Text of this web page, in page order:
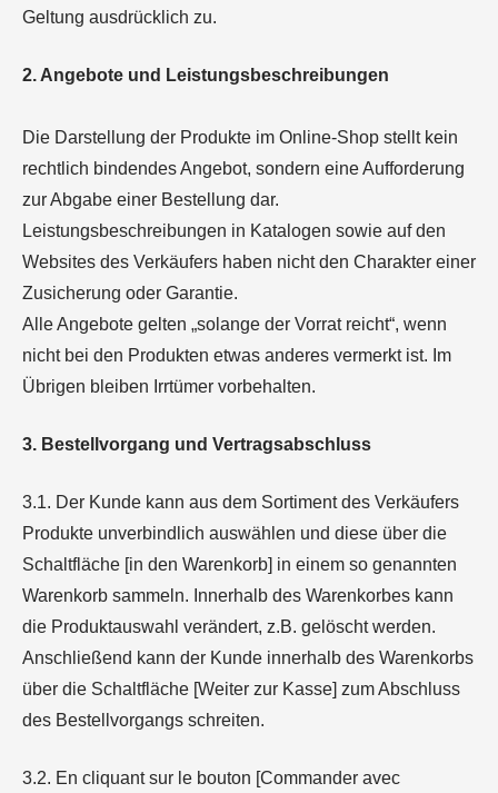
Geltung ausdrücklich zu.
2. Angebote und Leistungsbeschreibungen
Die Darstellung der Produkte im Online-Shop stellt kein
rechtlich bindendes Angebot, sondern eine Aufforderung
zur Abgabe einer Bestellung dar.
Leistungsbeschreibungen in Katalogen sowie auf den
Websites des Verkäufers haben nicht den Charakter einer
Zusicherung oder Garantie.
Alle Angebote gelten „solange der Vorrat reicht“, wenn
nicht bei den Produkten etwas anderes vermerkt ist. Im
Übrigen bleiben Irrtümer vorbehalten.
3. Bestellvorgang und Vertragsabschluss
3.1. Der Kunde kann aus dem Sortiment des Verkäufers
Produkte unverbindlich auswählen und diese über die
Schaltfläche [in den Warenkorb] in einem so genannten
Warenkorb sammeln. Innerhalb des Warenkorbes kann
die Produktauswahl verändert, z.B. gelöscht werden.
Anschließend kann der Kunde innerhalb des Warenkorbs
über die Schaltfläche [Weiter zur Kasse] zum Abschluss
des Bestellvorgangs schreiten.
3.2. En cliquant sur le bouton [Commander avec